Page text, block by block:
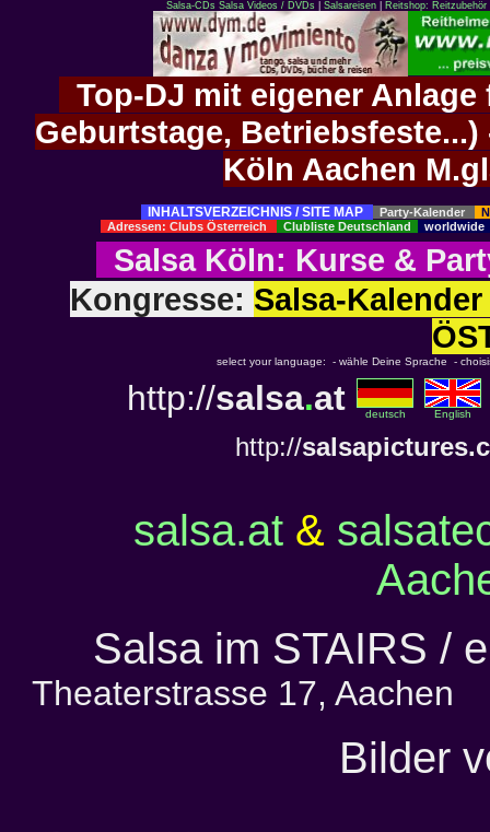
Salsa-CDs Salsa Videos / DVDs| Salsareisen| Reitshop:
Top-DJ mit eigener
Geburtstage,
Köln Aachen
INHALTSVERZEICHNIS / SITE MAP Party-Kalender
Adressen: Clubs Österreich
Clubliste Deutschland worldwide
Salsa Köln: Kurse &
Kongresse: Salsa-
select your language: - wähle Deine Sprache -
http://salsa.at deutsch English
http://
salsa.at &
Salsa im STAIRS /
Theaterstrasse 17,
Bilder